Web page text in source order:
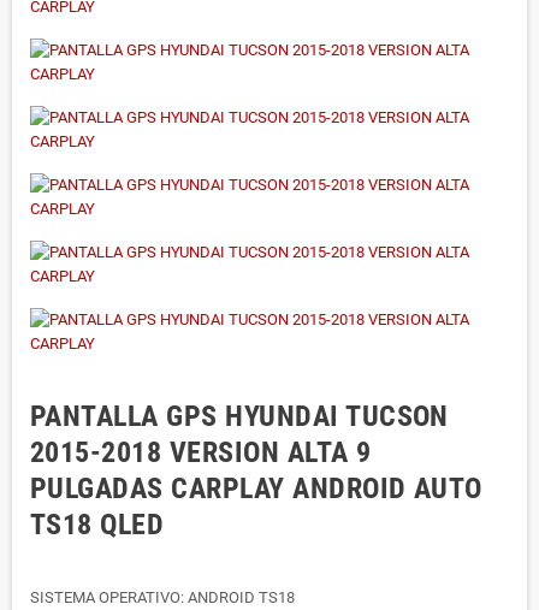
PANTALLA GPS HYUNDAI TUCSON
2015-2018 VERSION ALTA 9
PULGADAS CARPLAY ANDROID AUTO
TS18 QLED
SISTEMA OPERATIVO: ANDROID TS18